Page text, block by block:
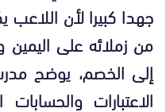
جهدا كبيرا لأن اللاعب
من زملائه على اليمين
إلى الخصم، يوضح
الاعتبارات